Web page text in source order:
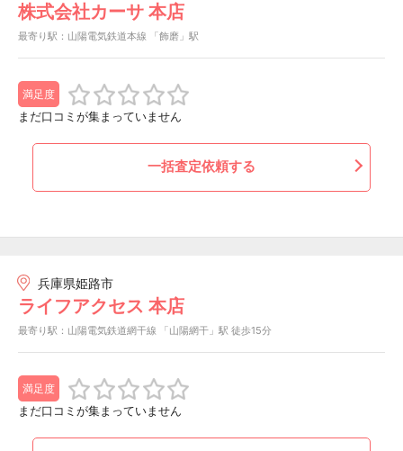
株式会社カーサ 本店
最寄り駅：山陽電気鉄道本線 「飾磨」駅
満足度
まだ口コミが集まっていません
一括査定依頼する
兵庫県姫路市
ライフアクセス 本店
最寄り駅：山陽電気鉄道網干線 「山陽網干」駅 徒歩15分
満足度
まだ口コミが集まっていません